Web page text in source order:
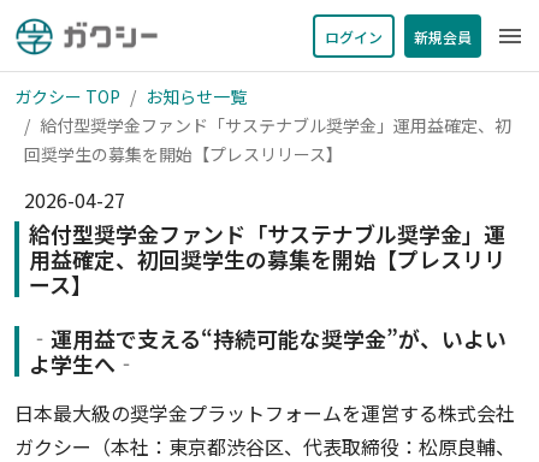
ログイン 新規会員 menu
ガクシー TOP
お知らせ一覧
給付型奨学金ファンド「サステナブル奨学金」運用益確定、初
回奨学生の募集を開始【プレスリリース】
2026-04-27
給付型奨学金ファンド「サステナブル奨学金」運
用益確定、初回奨学生の募集を開始【プレスリリ
ース】
‐運用益で支える“持続可能な奨学金”が、いよい
よ学生へ‐
日本最大級の奨学金プラットフォームを運営する株式会社
ガクシー（本社：東京都渋谷区、代表取締役：松原良輔、